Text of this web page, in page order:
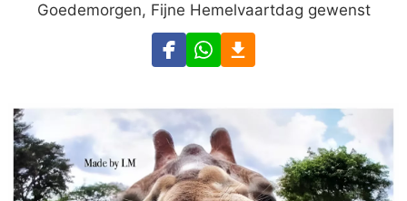
Goedemorgen, Fijne Hemelvaartdag gewenst